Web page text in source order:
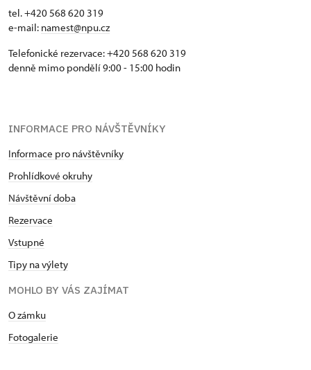
tel. +420 568 620 319
e-mail: namest@npu.cz
Telefonické rezervace: +420 568 620 319
denně mimo pondělí 9:00 - 15:00 hodin
INFORMACE PRO NÁVŠTĚVNÍKY
Informace pro návštěvníky
Prohlídkové okruhy
Návštěvní doba
Rezervace
Vstupné
Tipy na výlety
MOHLO BY VÁS ZAJÍMAT
O zámku
Fotogalerie